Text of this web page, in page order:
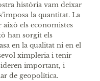
història vam deixar
la quantitat. La
això els economistes
han sorgit els
en la qualitat ni en el
ximpleria i tenir
important, i
de geopolítica.